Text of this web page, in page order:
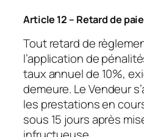
Article 12 – Retard de
Tout retard de
l’application de
taux annuel de 10%,
demeure. Le Vendeur
les prestations en
sous 15 jours après